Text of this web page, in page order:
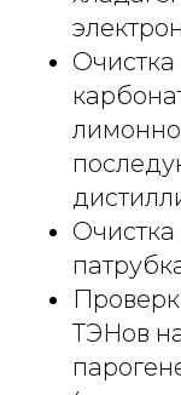
Очистка
ТЭНов